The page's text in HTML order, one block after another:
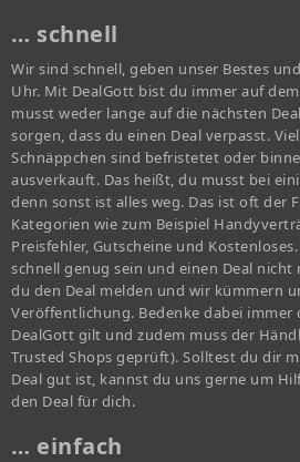
… schnell
Wir sind schnell, geben unser Bestes
Uhr. Mit DealGott bist du immer auf
musst weder lange auf die nächsten
sorgen, dass du einen Deal verpasst.
Schnäppchen sind befristetet oder
ausverkauft. Das heißt, du musst bei
denn sonst ist alles weg. Das ist oft der
Kategorien wie zum Beispiel
Preisfehler, Gutscheine und
schnell genug sein und einen Deal
du den Deal melden und wir kümmern
Veröffentlichung. Bedenke dabei immer
DealGott gilt und zudem muss der
Trusted Shops geprüft). Solltest du dir
Deal gut ist, kannst du uns gerne um
den Deal für dich.
… einfach